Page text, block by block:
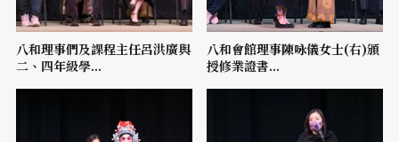
八和理事們及課程主任呂洪廣與
二、四年級學...
八和會館理事陳咏儀女士(右)頒
授修業證書...